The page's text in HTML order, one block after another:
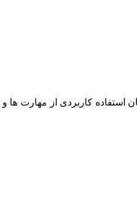
کاربردی از مهارت ها و